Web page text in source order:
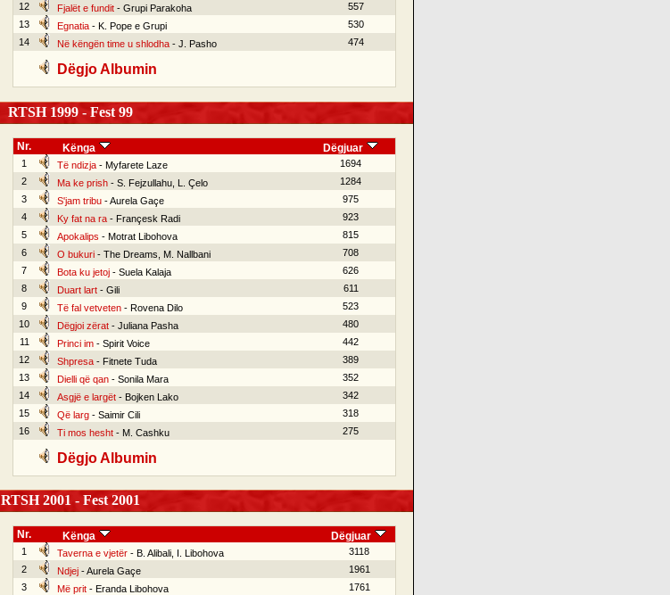
12
Fjalët e fundit- Grupi Parakoha
557
13
Egnatia- K. Pope e Grupi
530
14
Në këngën time u shlodha- J. Pasho 474
Dëgjo Albumin
RTSH 1999 - Fest 99
Nr. Kënga Dëgjuar
1 Të ndizja- Myfarete Laze
1694
2
Ma ke prish- S. Fejzullahu, L. Çelo
1284
3
S'jam tribu- Aurela Gaçe
975
4
Ky fat na ra- Françesk Radi
923
5
Apokalips - Motrat Libohova
815
6
O bukuri- The Dreams, M. Nallbani
708
7
Bota ku jetoj- Suela Kalaja
626
8
Duart lart- Gili
611
9
Të fal vetveten- Rovena Dilo
523
10
Dëgjoi zërat- Juliana Pasha
480
11
Princi im- Spirit Voice
442
12
Shpresa- Fitnete Tuda
389
13
Dielli që qan- Sonila Mara
352
14
Asgjë e largët- Bojken Lako
342
15
Që larg- Saimir Cili
318
16
Ti mos hesht- M. Cashku 275
Dëgjo Albumin
RTSH 2001 - Fest 2001
Nr. Kënga Dëgjuar
1 Taverna e vjetër- B. Alibali, I. Libohova
3118
2
Ndjej- Aurela Gaçe
1961
3
Më prit- Eranda Libohova
1761